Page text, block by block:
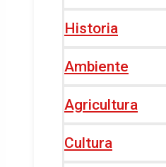
Historia
Ambiente
Agricultura
Cultura